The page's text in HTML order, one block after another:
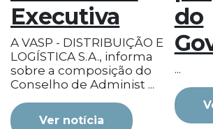
Executiva
A VASP - DISTRIBUIÇÃO E
LOGÍSTICA S.A., informa
sobre a composição do
Conselho de Administ ...
Ver notícia
do
...